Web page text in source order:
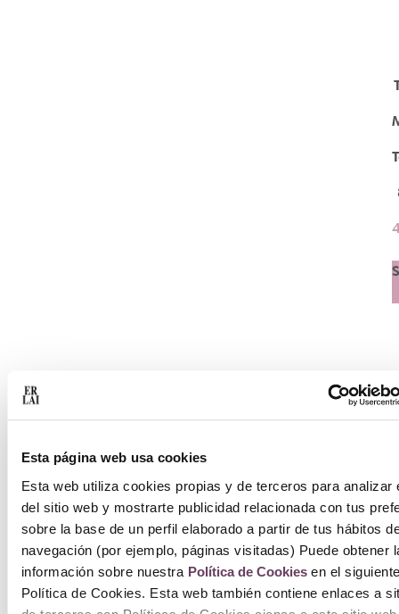
Esta página web usa cookies
Esta web utiliza cookies propias y de terceros para analizar
del sitio web y mostrarte publicidad relacionada con tus
sobre la base de un perfil elaborado a partir de tus hábitos
navegación (por ejemplo, páginas visitadas) Puede obtener
información sobre nuestra Política de Cookiesen el
Política de Cookies. Esta web también contiene enlaces a